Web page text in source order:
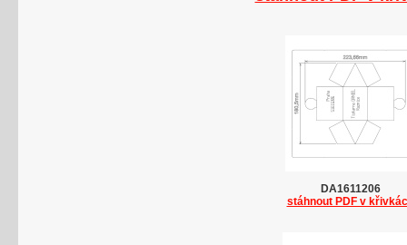
DA1611206
stáhnout PDF v